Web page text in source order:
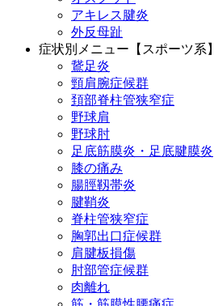
アキレス腱炎
外反母趾
症状別メニュー【スポーツ系】
鵞足炎
頸肩腕症候群
頚部脊柱管狭窄症
野球肩
野球肘
足底筋膜炎・足底腱膜炎
膝の痛み
腸脛靱帯炎
腱鞘炎
脊柱管狭窄症
胸郭出口症候群
肩腱板損傷
肘部管症候群
肉離れ